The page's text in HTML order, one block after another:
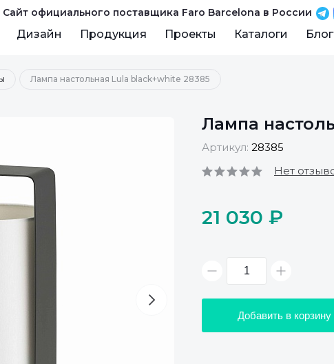
Сайт официального поставщика Faro Barcelona в России
Дизайн Продукция Проекты Каталоги Блог
Лампа настольная Lula black+white 28385
Лампа
Артикул: 28385
Нет
21 030 ₽
Добавить в корзину